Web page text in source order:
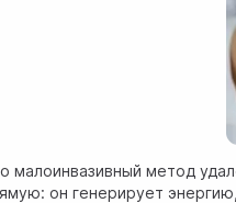
малоинвазивный метод
он генерирует